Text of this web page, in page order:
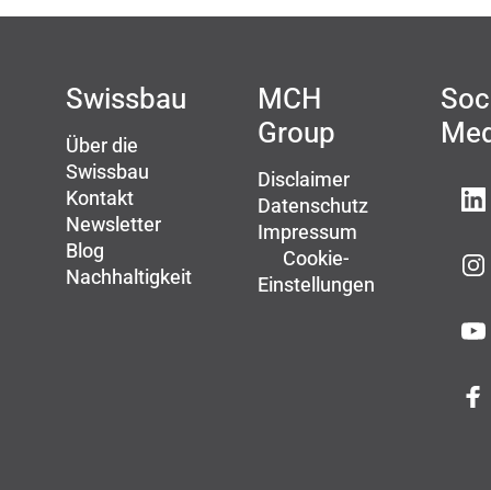
Swissbau
Über die
Swissbau
Kontakt
Newsletter
Blog
Nachhaltigkeit
MCH
Group
Disclaimer
Datenschutz
Impressum
Cookie-
Einstellungen